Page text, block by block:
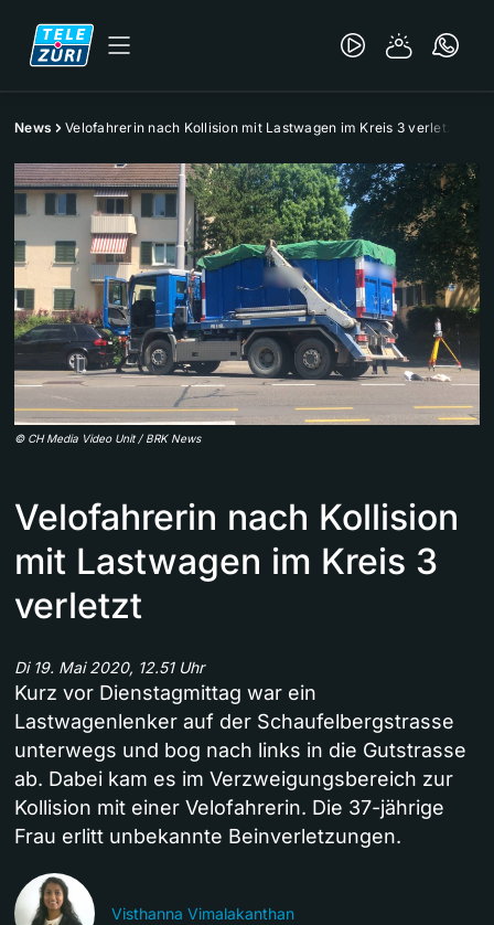
News Velofahrerin nach Kollision mit Lastwagen im Kreis 3 verletzt
© CH Media Video Unit / BRK News
Velofahrerin nach Kollision
mit Lastwagen im Kreis 3
verletzt
Di 19. Mai 2020, 12.51 Uhr
Kurz vor Dienstagmittag war ein
Lastwagenlenker auf der Schaufelbergstrasse
unterwegs und bog nach links in die Gutstrasse
ab. Dabei kam es im Verzweigungsbereich zur
Kollision mit einer Velofahrerin. Die 37-jährige
Frau erlitt unbekannte Beinverletzungen.
Visthanna Vimalakanthan